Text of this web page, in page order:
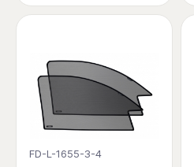
FD-L-1655-3-4